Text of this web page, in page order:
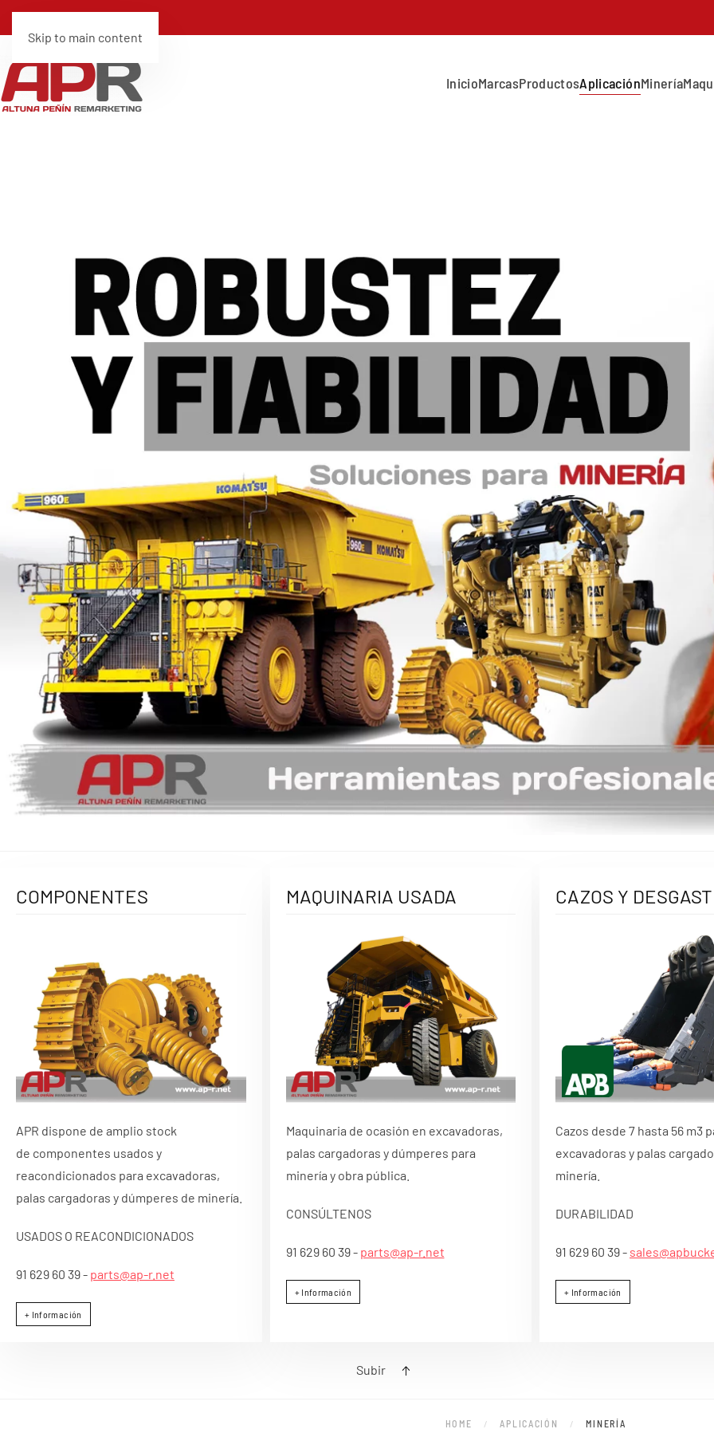
Skip to main content
InicioMarcasProductosAplicaciónMinería
COMPONENTES
APR dispone de amplio stock
de componentes usados y
reacondicionados para excavadoras,
palas cargadoras y dúmperes de minería.
USADOS O REACONDICIONADOS
91 629 60 39 - parts@ap-r.net
+ Información
MAQUINARIA USADA
Maquinaria de ocasión en excavadoras,
palas cargadoras y dúmperes para
minería y obra pública.
CONSÚLTENOS
91 629 60 39 - parts@ap-r.net
+ Información
CAZOS Y
Cazos desde 7 hasta 56 m3
excavadoras y palas
minería.
DURABILIDAD
91 629 60 39 -
+ Información
Subir
HOME APLICACIÓN MINERÍA